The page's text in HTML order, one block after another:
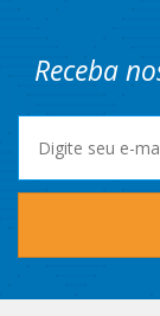
Receba